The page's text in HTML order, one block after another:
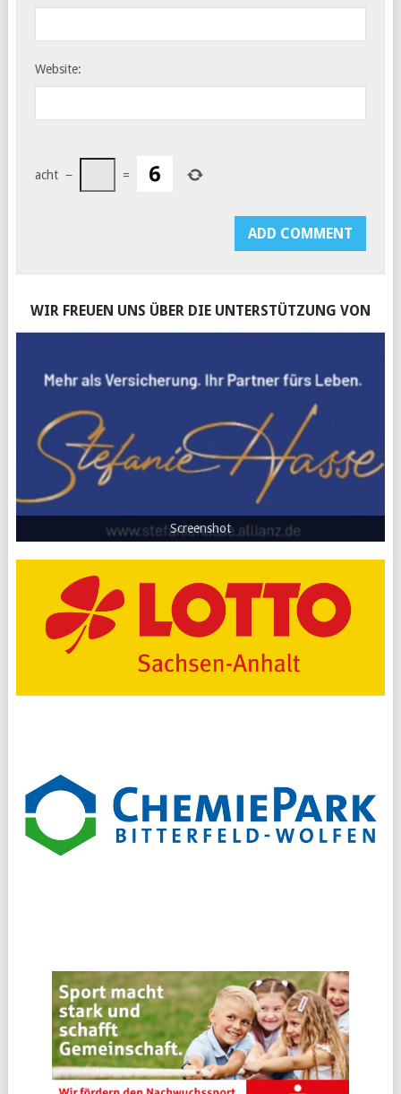
Website:
acht − =
WIR FREUEN UNS ÜBER DIE UNTERSTÜTZUNG VON
Screenshot
Screenshot